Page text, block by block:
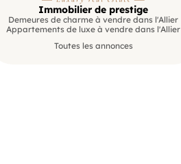
Immobilier de prestige
Demeures de charme à vendre dans l'Allier
Appartements de luxe à vendre dans l'Allier
Toutes les annonces